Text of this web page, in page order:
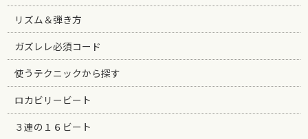
リズム＆弾き方
ガズレレ必須コード
使うテクニックから探す
ロカビリービート
３連の１６ビート